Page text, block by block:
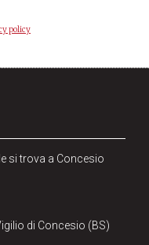
policy
si trova a Concesio
di Concesio (BS)